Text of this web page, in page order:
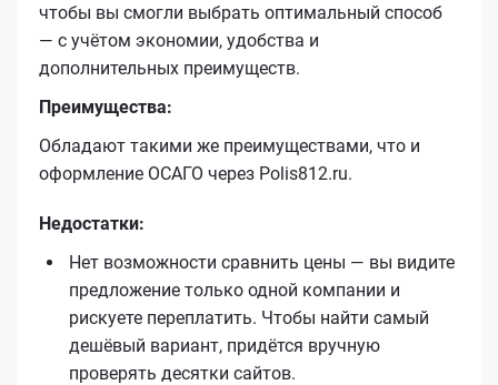
чтобы вы смогли выбрать оптимальный способ
— с учётом экономии, удобства и
дополнительных преимуществ.
Преимущества:
Обладают такими же преимуществами, что и
оформление ОСАГО через Polis812.ru.
Недостатки:
Нет возможности сравнить цены — вы видите
предложение только одной компании и
рискуете переплатить. Чтобы найти самый
дешёвый вариант, придётся вручную
проверять десятки сайтов.